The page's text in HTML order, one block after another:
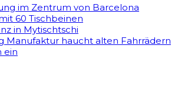
im Zentrum von Barcelona
60 Tischbeinen
in Mytischtschi
Manufaktur haucht alten Fahrrädern
ein